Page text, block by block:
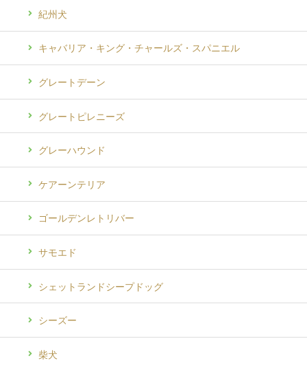
紀州犬
キャバリア・キング・チャールズ・スパニエル
グレートデーン
グレートピレニーズ
グレーハウンド
ケアーンテリア
ゴールデンレトリバー
サモエド
シェットランドシープドッグ
シーズー
柴犬